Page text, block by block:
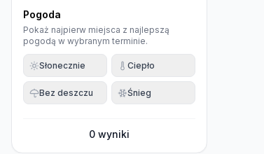
Pogoda
Pokaż najpierw miejsca z najlepszą
pogodą w wybranym terminie.
Słonecznie Ciepło
Bez deszczu Śnieg
0 wyniki